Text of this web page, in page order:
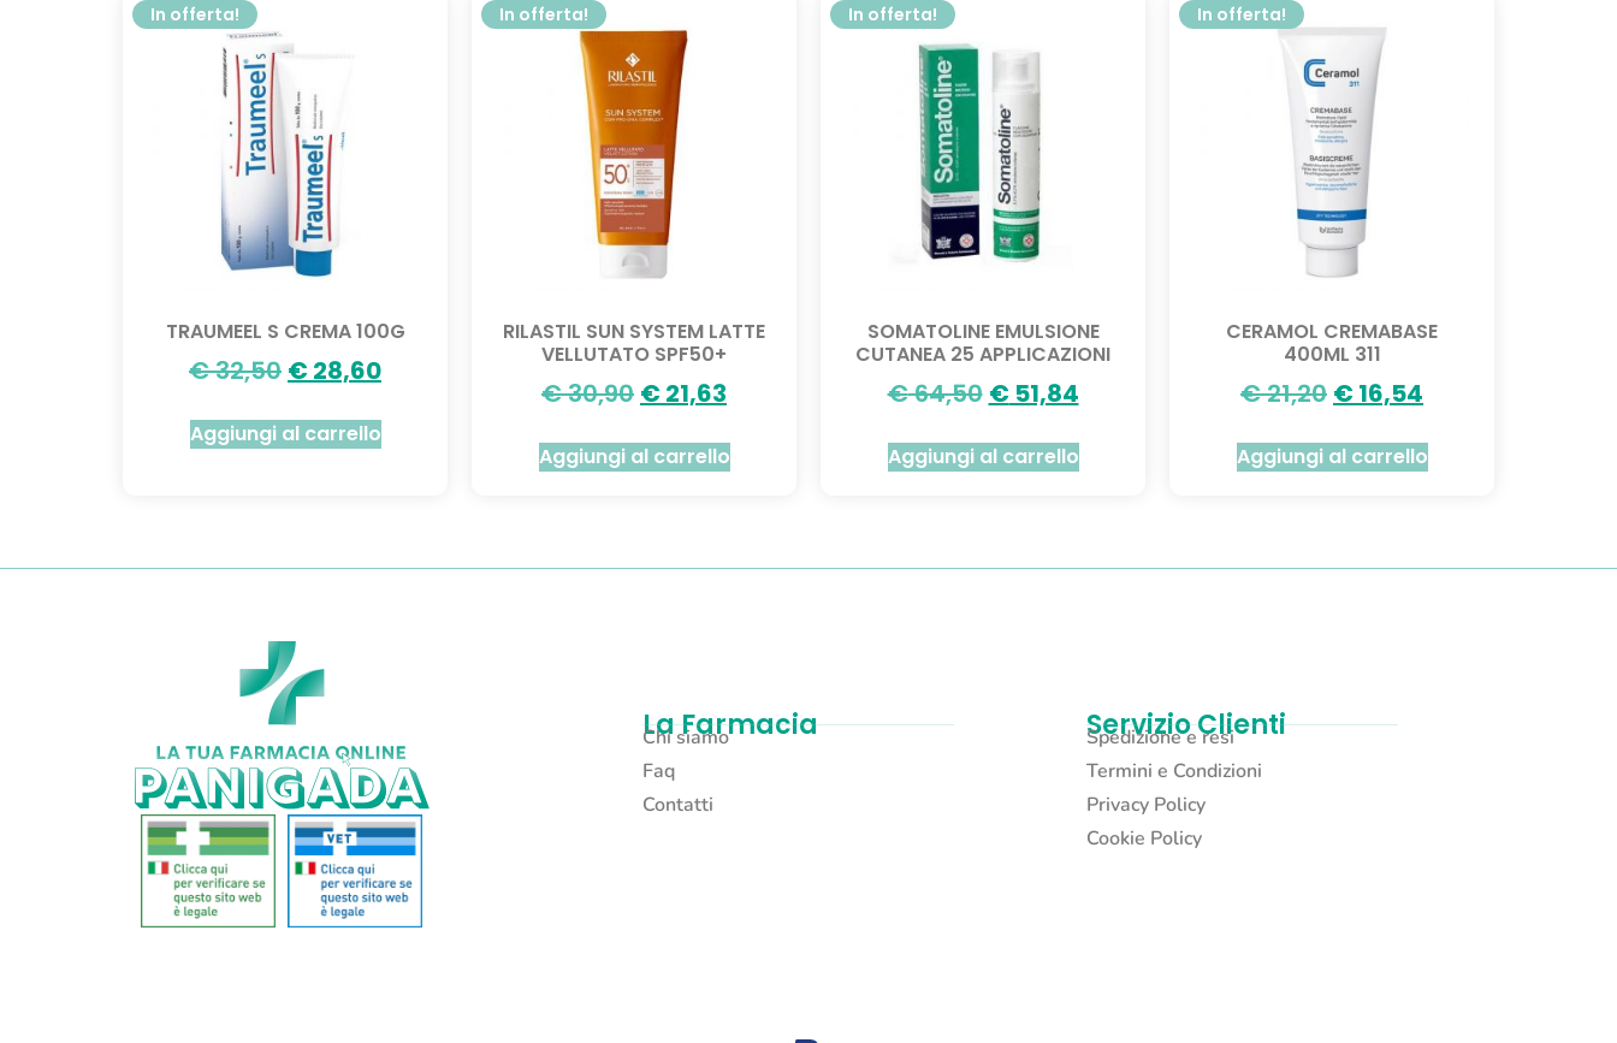
In offerta!
TRAUMEEL S CREMA 100G
€32,50 €28,60
Aggiungi al carrello
In offerta!
RILASTIL SUN SYSTEM LATTE
VELLUTATO SPF50+
€30,90 €21,63
Aggiungi al carrello
In offerta!
SOMATOLINE EMULSIONE
CUTANEA 25 APPLICAZIONI
€64,50 €51,84
Aggiungi al carrello
In offerta!
CERAMOL CREMABASE
400ML 311
€21,20 €16,54
Aggiungi al carrello
La Farmacia
Chi siamo
Faq
Contatti
Servizio Clienti
Spedizione e resi
Termini e Condizioni
Privacy Policy
Cookie Policy